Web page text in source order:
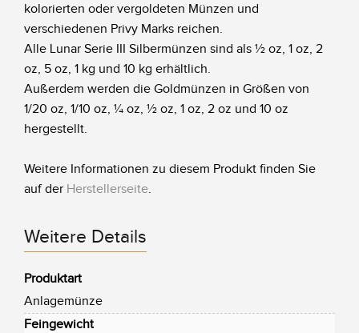
kolorierten oder vergoldeten Münzen und
verschiedenen Privy Marks reichen.
Alle Lunar Serie III Silbermünzen sind als ½ oz, 1 oz, 2
oz, 5 oz, 1 kg und 10 kg erhältlich.
Außerdem werden die Goldmünzen in Größen von
1/20 oz, 1/10 oz, ¼ oz, ½ oz, 1 oz, 2 oz und 10 oz
hergestellt.
Weitere Informationen zu diesem Produkt finden Sie
auf der Herstellerseite.
Weitere Details
Produktart
Anlagemünze
Feingewicht